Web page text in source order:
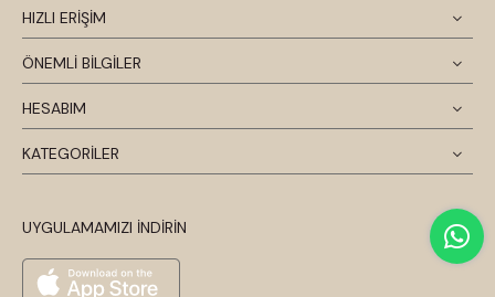
HIZLI ERİŞİM
ÖNEMLİ BİLGİLER
HESABIM
KATEGORİLER
UYGULAMAMIZI İNDİRİN